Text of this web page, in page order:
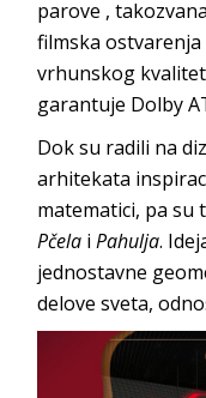
parove ,
filmska
vrhunskog
garantuje Dolby
Dok su radili na
arhitekata
matematici, pa su
Pčela iPahulja.
jednostavne
delove sveta,